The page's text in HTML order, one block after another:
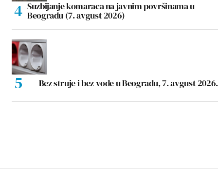
Suzbijanje komaraca na javnim površinama u
Beogradu (7. avgust 2026)
Bez struje i bez vode u Beogradu, 7. avgust 2026.